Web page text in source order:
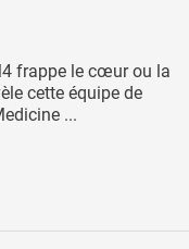
frappe le cœur ou la
cette équipe de
...